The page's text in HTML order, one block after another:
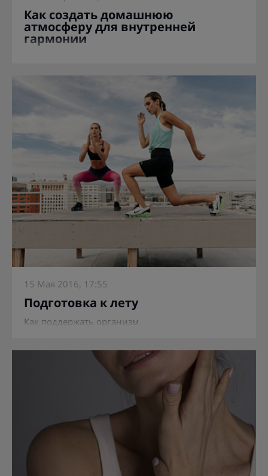
Как создать домашнюю
атмосферу для внутренней
гармонии
15 Мая 2016, 17:55
Подготовка к лету
Как поддержать организм